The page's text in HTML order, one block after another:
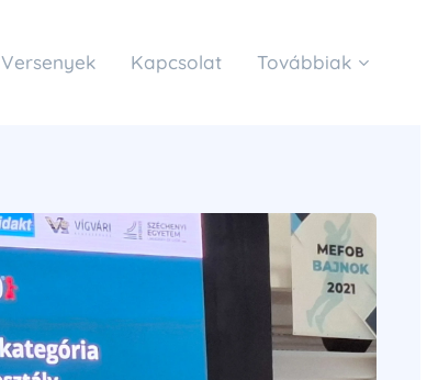
Versenyek Kapcsolat Továbbiak